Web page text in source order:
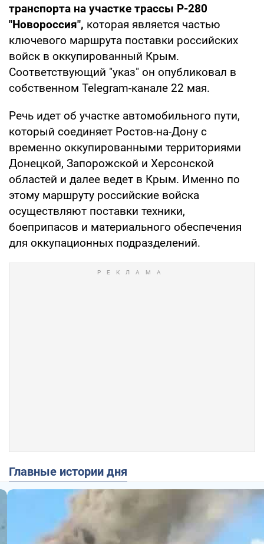
транспорта на участке трассы Р-280
"Новороссия", которая является частью
ключевого маршрута поставки российских
войск в оккупированный Крым.
Соответствующий "указ" он опубликовал в
собственном Telegram-канале 22 мая.
Речь идет об участке автомобильного пути,
который соединяет Ростов-на-Дону с
временно оккупированными территориями
Донецкой, Запорожской и Херсонской
областей и далее ведет в Крым. Именно по
этому маршруту российские войска
осуществляют поставки техники,
боеприпасов и материального обеспечения
для оккупационных подразделений.
Главные истории дня